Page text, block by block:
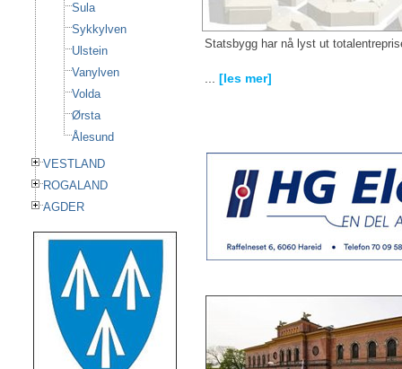
Sula
Sykkylven
Ulstein
Vanylven
Volda
Ørsta
Ålesund
VESTLAND
ROGALAND
AGDER
Statsbygg har nå lyst ut
[les mer]